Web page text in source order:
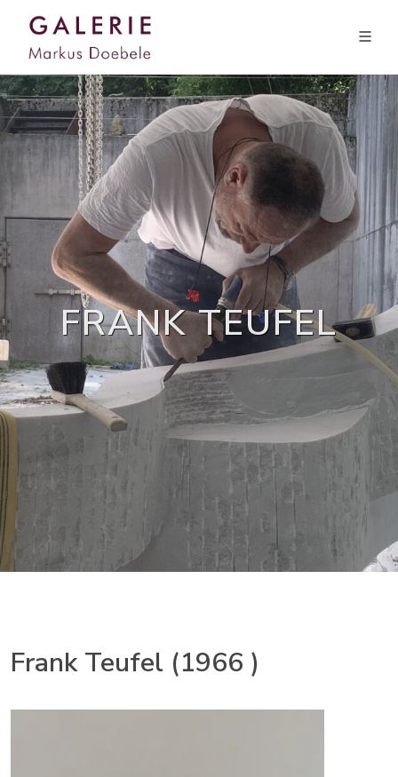
FRANK TEUFEL
Frank Teufel (1966 )